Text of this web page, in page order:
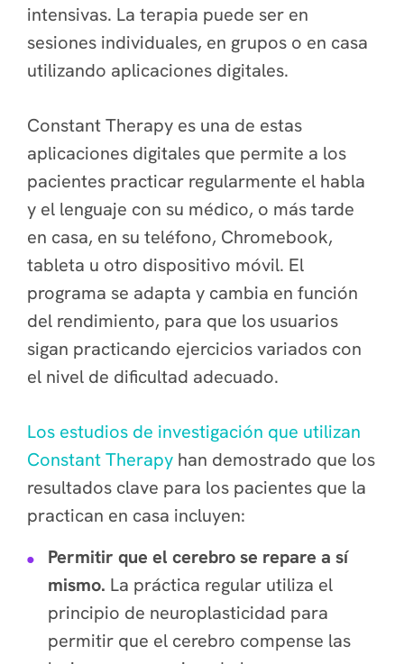
intensivas. La terapia puede ser en
sesiones individuales, en grupos o en casa
utilizando aplicaciones digitales.
Constant Therapy es una de estas
aplicaciones digitales que permite a los
pacientes practicar regularmente el habla
y el lenguaje con su médico, o más tarde
en casa, en su teléfono, Chromebook,
tableta u otro dispositivo móvil. El
programa se adapta y cambia en función
del rendimiento, para que los usuarios
sigan practicando ejercicios variados con
el nivel de dificultad adecuado.
Los estudios de investigación que utilizan
Constant Therapy han demostrado que los
resultados clave para los pacientes que la
practican en casa incluyen:
Permitir que el cerebro se repare a sí
mismo. La práctica regular utiliza el
principio de neuroplasticidad para
permitir que el cerebro compense las